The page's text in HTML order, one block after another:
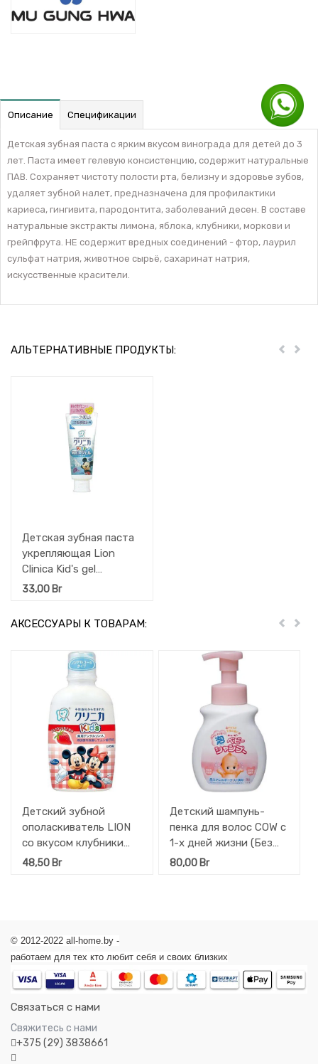
Описание Спецификации
Детская зубная паста с ярким вкусом винограда для детей до 3
лет. Паста имеет гелевую консистенцию, содержит натуральные
ПАВ. Сохраняет чистоту полости рта, белизну и здоровье зубов,
удаляет зубной налет, предназначена для профилактики
кариеса, гингивита, пародонтита, заболеваний десен. В составе
натуральные экстракты лимона, яблока, клубники, моркови и
грейпфрута. НЕ содержит вредных соединений - фтор, лаурил
сульфат натрия, животное сырьё, сахаринат натрия,
искусственные красители.
АЛЬТЕРНАТИВНЫЕ ПРОДУКТЫ: Пред
Детская зубная паста
укрепляющая Lion
Clinica Kid's gel
(гелевая, со вкусом
33,00 Br
АКСЕССУАРЫ К ТОВАРАМ: Пред
Детский зубной
ополаскиватель LION
со вкусом клубники
Lion Kid's Clinica Dental
48,50 Br
Детский шампунь-
пенка для волос COW с
1-х дней жизни (Без
слез) Kewpie 350 мл.
80,00Br
© 2012-2022 all-home.by -
работаем для тех кто любит себя и своих близких
Связаться с нами
Свяжитесь с нами
+375 (29) 3838661